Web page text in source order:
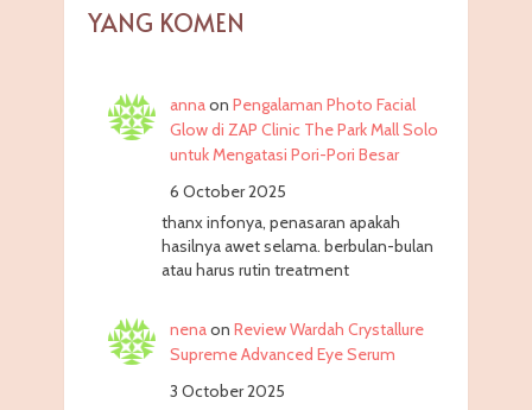
YANG KOMEN
annaon Pengalaman Photo Facial
Glow di ZAP Clinic The Park Mall Solo
untuk Mengatasi Pori-Pori Besar
6 October 2025
thanx infonya, penasaran apakah
hasilnya awet selama. berbulan-bulan
atau harus rutin treatment
nenaon Review Wardah Crystallure
Supreme Advanced Eye Serum
3 October 2025